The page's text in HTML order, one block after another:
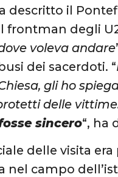
descritto il
frontman degli
voleva andare
dei sacerdoti. “
gli ho
delle
sincero“, ha
delle visita
nel campo